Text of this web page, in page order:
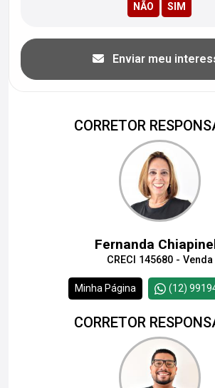
Enviar meu
CORRETOR
Fernanda
CRECI 145680 - Venda
Minha Página (12)
CORRETOR